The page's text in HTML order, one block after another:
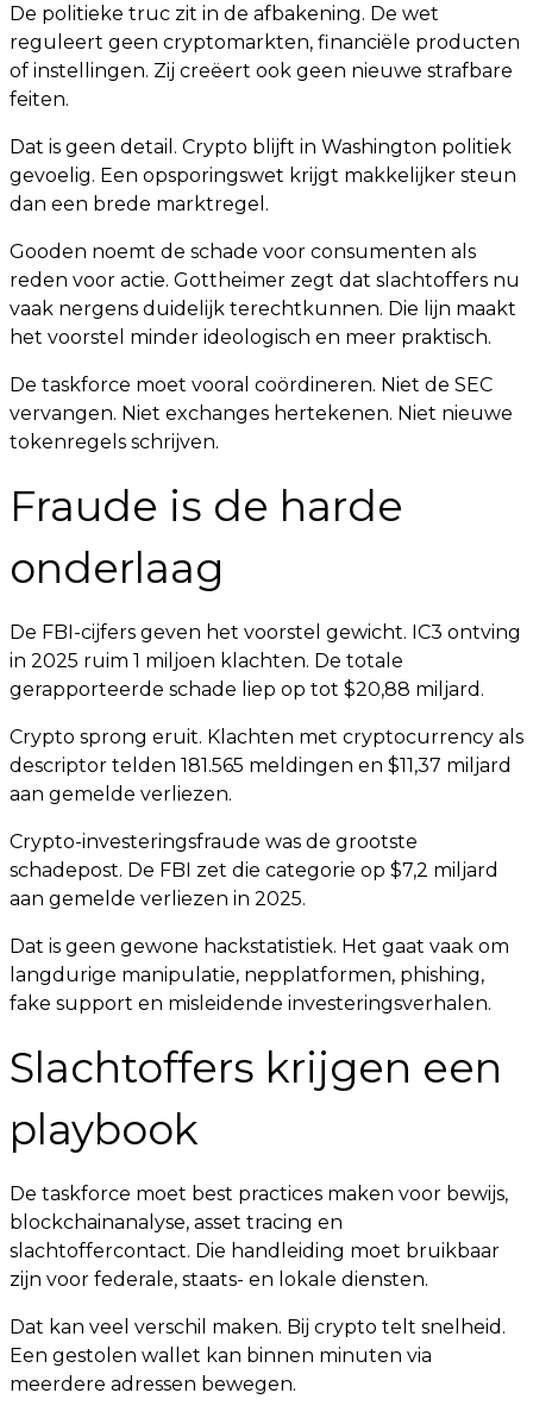
De politieke truc zit in de afbakening. De wet
reguleert geen cryptomarkten, financiële producten
of instellingen. Zij creëert ook geen nieuwe strafbare
feiten.
Dat is geen detail. Crypto blijft in Washington politiek
gevoelig. Een opsporingswet krijgt makkelijker steun
dan een brede marktregel.
Gooden noemt de schade voor consumenten als
reden voor actie. Gottheimer zegt dat slachtoffers nu
vaak nergens duidelijk terechtkunnen. Die lijn maakt
het voorstel minder ideologisch en meer praktisch.
De taskforce moet vooral coördineren. Niet de SEC
vervangen. Niet exchanges hertekenen. Niet nieuwe
tokenregels schrijven.
Fraude is de harde
onderlaag
De FBI-cijfers geven het voorstel gewicht. IC3 ontving
in 2025 ruim 1 miljoen klachten. De totale
gerapporteerde schade liep op tot $20,88 miljard.
Crypto sprong eruit. Klachten met cryptocurrency als
descriptor telden 181.565 meldingen en $11,37 miljard
aan gemelde verliezen.
Crypto-investeringsfraude was de grootste
schadepost. De FBI zet die categorie op $7,2 miljard
aan gemelde verliezen in 2025.
Dat is geen gewone hackstatistiek. Het gaat vaak om
langdurige manipulatie, nepplatformen, phishing,
fake support en misleidende investeringsverhalen.
Slachtoffers krijgen een
playbook
De taskforce moet best practices maken voor bewijs,
blockchainanalyse, asset tracing en
slachtoffercontact. Die handleiding moet bruikbaar
zijn voor federale, staats- en lokale diensten.
Dat kan veel verschil maken. Bij crypto telt snelheid.
Een gestolen wallet kan binnen minuten via
meerdere adressen bewegen.